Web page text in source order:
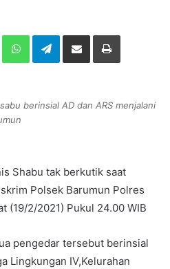
LinkedIn WhatsApp Telegram
berinsial AD dan ARS menjalani
Shabu tak berkutik saat
Polsek Barumun Polres
(19/2/2021) Pukul 24.00 WIB
pengedar tersebut berinsial
Lingkungan IV,Kelurahan